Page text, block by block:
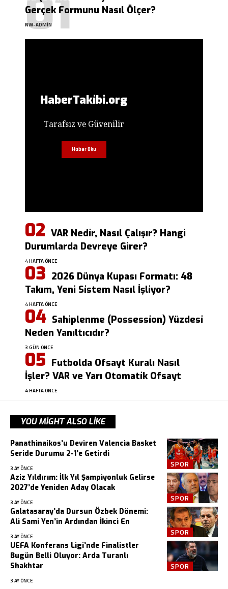
Gerçek Formunu Nasıl Ölçer?
NW-ADMIN
HaberTakibi.org
Tarafsız ve Güvenilir
Haber Oku
VAR Nedir, Nasıl Çalışır? Hangi
Durumlarda Devreye Girer?
4 HAFTA ÖNCE
2026 Dünya Kupası Formatı: 48
Takım, Yeni Sistem Nasıl İşliyor?
4 HAFTA ÖNCE
Sahiplenme (Possession) Yüzdesi
Neden Yanıltıcıdır?
3 GÜN ÖNCE
Futbolda Ofsayt Kuralı Nasıl
İşler? VAR ve Yarı Otomatik Ofsayt
4 HAFTA ÖNCE
YOU MIGHT ALSO LIKE
SPOR
Panathinaikos’u Deviren Valencia Basket
Seride Durumu 2-1’e Getirdi
3 AY ÖNCE
SPOR
Aziz Yıldırım: İlk Yıl Şampiyonluk Gelirse
2027’de Yeniden Aday Olacak
3 AY ÖNCE
SPOR
Galatasaray’da Dursun Özbek Dönemi:
Ali Sami Yen’in Ardından İkinci En
3 AY ÖNCE
SPOR
UEFA Konferans Ligi’nde Finalistler
Bugün Belli Oluyor: Arda Turanlı
Shakhtar
3 AY ÖNCE